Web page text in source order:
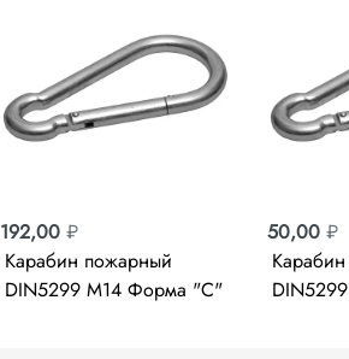
192,00₽
Карабин пожарный
DIN5299 М14 Форма "С"
50,00 ₽